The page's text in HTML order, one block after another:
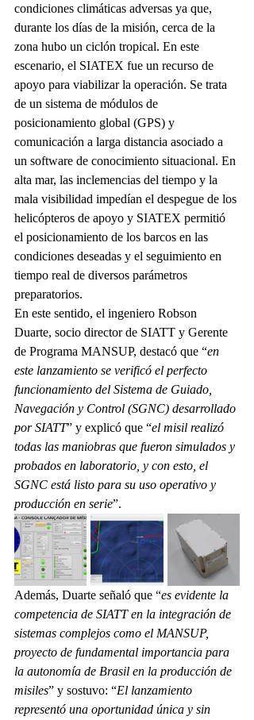
condiciones climáticas adversas ya que,
durante los días de la misión, cerca de la
zona hubo un ciclón tropical. En este
escenario, el SIATEX fue un recurso de
apoyo para viabilizar la operación. Se trata
de un sistema de módulos de
posicionamiento global (GPS) y
comunicación a larga distancia asociado a
un software de conocimiento situacional. En
alta mar, las inclemencias del tiempo y la
mala visibilidad impedían el despegue de los
helicópteros de apoyo y SIATEX permitió
el posicionamiento de los barcos en las
condiciones deseadas y el seguimiento en
tiempo real de diversos parámetros
preparatorios.
En este sentido, el ingeniero Robson
Duarte, socio director de SIATT y Gerente
de Programa MANSUP, destacó que “en
este lanzamiento se verificó el perfecto
funcionamiento del Sistema de Guiado,
Navegación y Control (SGNC) desarrollado
por SIATT” y explicó que “el misil realizó
todas las maniobras que fueron simulados y
probados en laboratorio, y con esto, el
SGNC está listo para su uso operativo y
producción en serie”.
Además, Duarte señaló que “es evidente la
competencia de SIATT en la integración de
sistemas complejos como el MANSUP,
proyecto de fundamental importancia para
la autonomía de Brasil en la producción de
misiles” y sostuvo: “El lanzamiento
representó una oportunidad única y sin